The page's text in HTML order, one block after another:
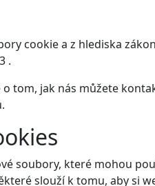
cookie a z hlediska
.
tom, jak nás můžete
soubory, které mohou
slouží k tomu, aby si